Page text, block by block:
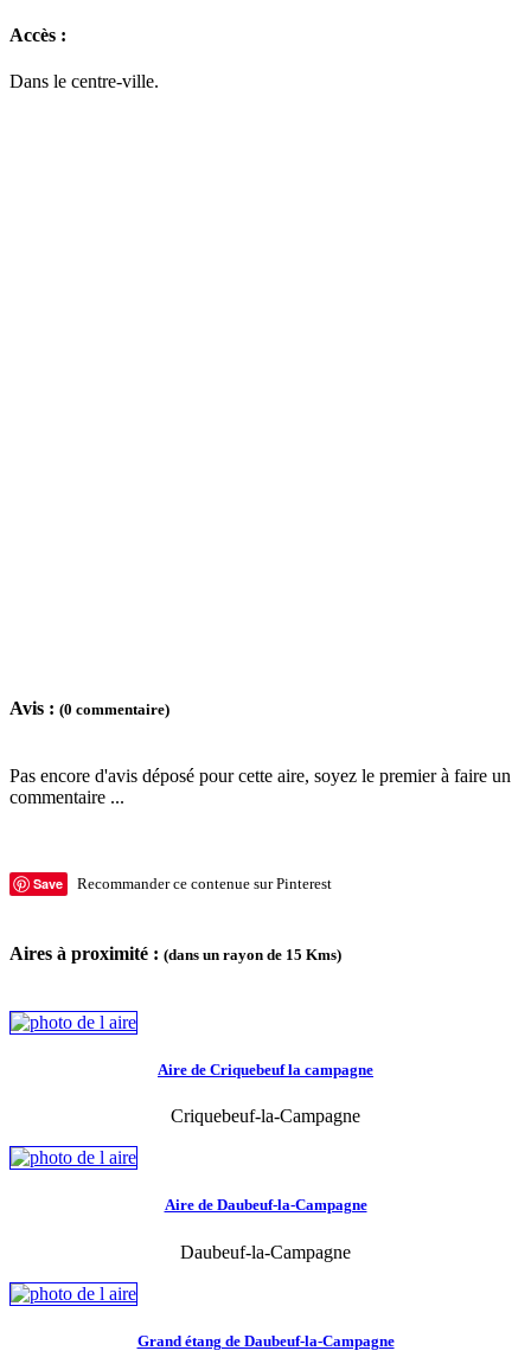
Accès :
Dans le centre-ville.
Avis : (0 commentaire)
Pas encore d'avis déposé pour cette aire, soyez le premier à faire un
commentaire ...
Save Recommander ce contenue sur Pinterest
Aires à proximité : (dans un rayon de 15 Kms)
Aire de Criquebeuf la campagne
Criquebeuf-la-Campagne
Aire de Daubeuf-la-Campagne
Daubeuf-la-Campagne
Grand étang de Daubeuf-la-Campagne